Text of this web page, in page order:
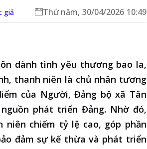
giả Thứ năm, 30/04/2026 10:49
dành tình yêu thương bao la,
thanh niên là chủ nhân tương
của Người, Đảng bộ xã Tân
phát triển Đảng. Nhờ đó,
chiếm tỷ lệ cao, góp phần
đảm sự kế thừa và phát triển